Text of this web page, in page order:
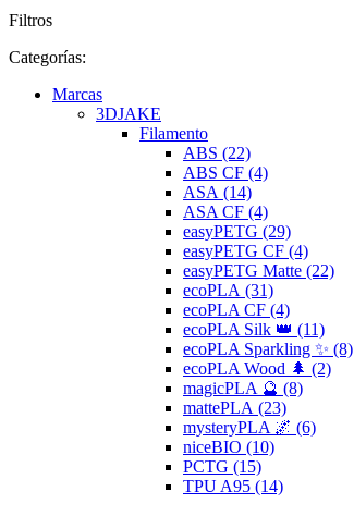
Filtros
Categorías:
Marcas
3DJAKE
Filamento
ABS (22)
ABS CF (4)
ASA (14)
ASA CF (4)
easyPETG (29)
easyPETG CF (4)
easyPETG Matte (22)
ecoPLA (31)
ecoPLA CF (4)
ecoPLA Silk 👑 (11)
ecoPLA Sparkling ✨ (8)
ecoPLA Wood 🌲 (2)
magicPLA 🔮 (8)
mattePLA (23)
mysteryPLA 🌌 (6)
niceBIO (10)
PCTG (15)
TPU A95 (14)